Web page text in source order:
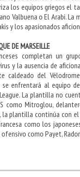
los equipos griegos el
Valbuena o El Arabi.
y los apasionados
DE MARSEILLE
completan un
y la ausencia de
caldeado del
se enfrentará al equipo
La plantilla no
como Mitroglou,
la plantilla continúa con
como los
como Payet,